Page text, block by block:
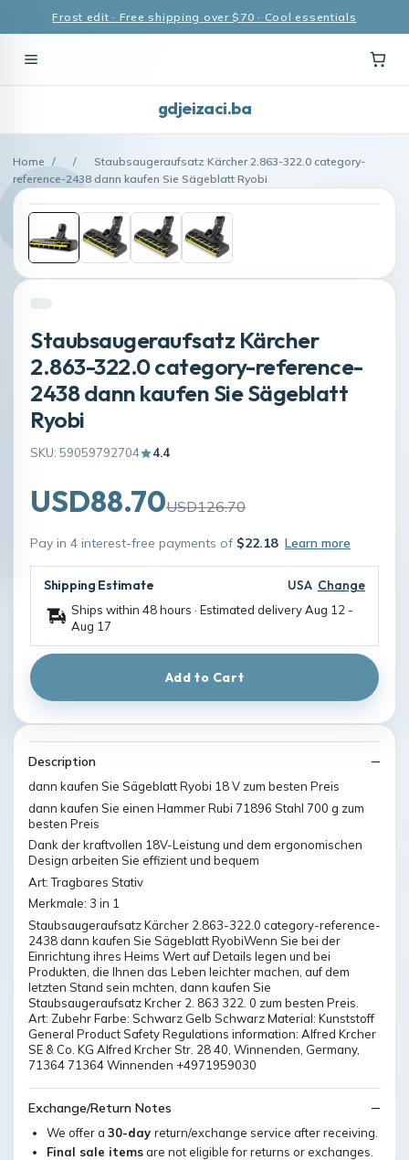
Frost edit · Free shipping over $70 · Cool essentials
gdjeizaci.ba
Home / /
Staubsaugeraufsatz Kärcher 2.863-322.0 category-
reference-2438 dann kaufen Sie Sägeblatt Ryobi
Staubsaugeraufsatz Kärcher
2.863-322.0 category-reference-
2438 dann kaufen Sie Sägeblatt
Ryobi
SKU: 59059792704 4.4
USD88.70USD126.70
Pay in 4 interest-free payments of $22.18 Learn more
Shipping Estimate USA Change
Ships within 48 hours · Estimated deliveryAug 12 -
Aug 17
Add to Cart
Description
dann kaufen Sie Sägeblatt Ryobi 18 V zum besten Preis
dann kaufen Sie einen Hammer Rubi 71896 Stahl 700 g zum
besten Preis
Dank der kraftvollen 18V-Leistung und dem ergonomischen
Design arbeiten Sie effizient und bequem
Art: Tragbares Stativ
Merkmale: 3 in 1
Staubsaugeraufsatz Kärcher 2.863-322.0 category-reference-
2438 dann kaufen Sie Sägeblatt RyobiWenn Sie bei der
Einrichtung ihres Heims Wert auf Details legen und bei
Produkten, die Ihnen das Leben leichter machen, auf dem
letzten Stand sein mchten, dann kaufen Sie
Staubsaugeraufsatz Krcher 2. 863 322. 0 zum besten Preis.
Art: Zubehr Farbe: Schwarz Gelb Schwarz Material: Kunststoff
General Product Safety Regulations information: Alfred Krcher
SE & Co. KG Alfred Krcher Str. 28 40, Winnenden, Germany,
71364 71364 Winnenden +4971959030
Exchange/Return Notes
We offer a 30-day return/exchange service after receiving.
Final sale itemsare not eligible for returns or exchanges.